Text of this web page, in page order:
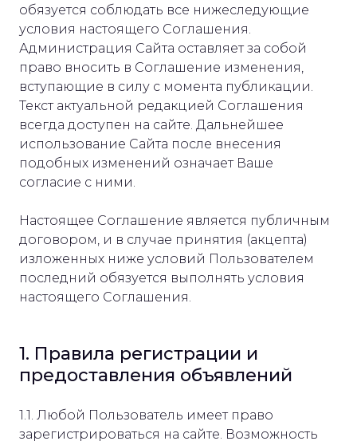
обязуется соблюдать все нижеследующие
условия настоящего Соглашения.
Администрация Сайта оставляет за собой
право вносить в Соглашение изменения,
вступающие в силу с момента публикации.
Текст актуальной редакцией Соглашения
всегда доступен на сайте. Дальнейшее
использование Сайта после внесения
подобных изменений означает Ваше
согласие с ними.
Настоящее Соглашение является публичным
договором, и в случае принятия (акцепта)
изложенных ниже условий Пользователем
последний обязуется выполнять условия
настоящего Соглашения.
1. Правила регистрации и
предоставления объявлений
1.1. Любой Пользователь имеет право
зарегистрироваться на сайте. Возможность